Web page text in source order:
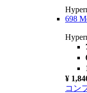
698
¥
コン